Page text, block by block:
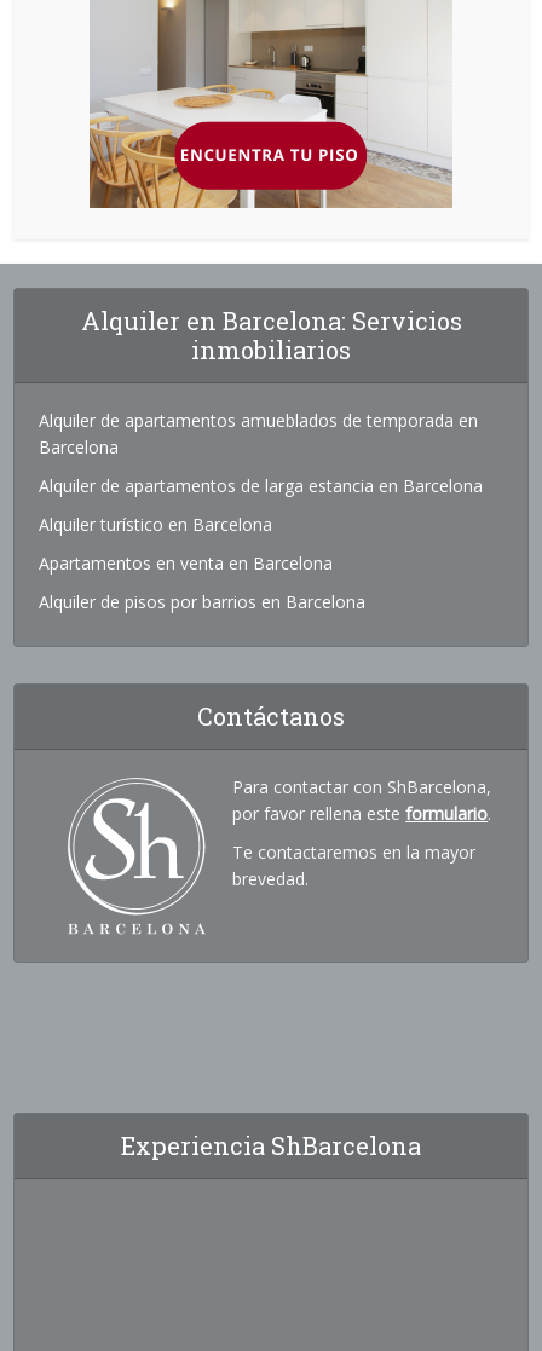
Alquiler en Barcelona: Servicios
inmobiliarios
Alquiler de apartamentos amueblados de temporada en
Barcelona
Alquiler de apartamentos de larga estancia en Barcelona
Alquiler turístico en Barcelona
Apartamentos en venta en Barcelona
Alquiler de pisos por barrios en Barcelona
Contáctanos
Para contactar con ShBarcelona,
por favor rellena esteformulario.
Te contactaremos en la mayor
brevedad.
Experiencia ShBarcelona